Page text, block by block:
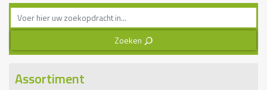
Zoeken 3
Assortiment